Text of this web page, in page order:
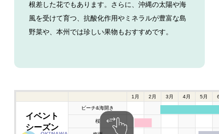
根差した花でもあります。さらに、沖縄の太陽や海
風を受けて育つ、抗酸化作用やミネラルが豊富な島
野菜や、本州では珍しい果物もおすすめです。
1月 2月 3月 4月 5月
イベント
シーズン
ビーチ&海開き
桜